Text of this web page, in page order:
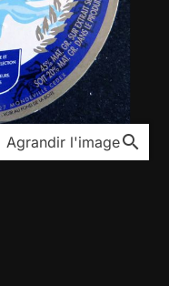
Agrandir l'imagesearch